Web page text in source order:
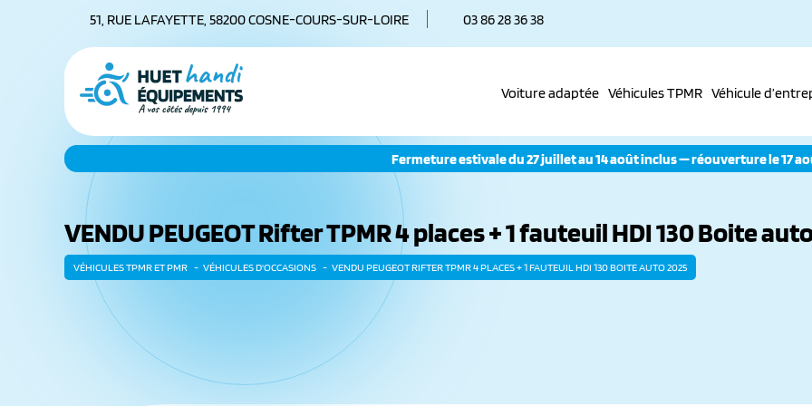
51, RUE LAFAYETTE, 58200 COSNE-COURS-SUR-LOIRE 03 86 28 36 38
Voiture adaptée
Accélérer et freiner au
Télécommande au
volant
Embrayage
automatique Duck
Transport TPMR
Charger le fauteuil
conducteur
Véhicules TPMR Véhicule
Fermeture estivale du 27 juillet au 14 août inclus — réouverture le 17
VENDU PEUGEOT Rifter TPMR 4 places + 1 fauteuil HDI 130 Boite
VÉHICULES TPMR ET PMR VÉHICULES D'OCCASIONS VENDU PEUGEOT RIFTER TPMR 4 PLACES + 1 FAUTEUIL HDI 130 BOITE AUTO 2025